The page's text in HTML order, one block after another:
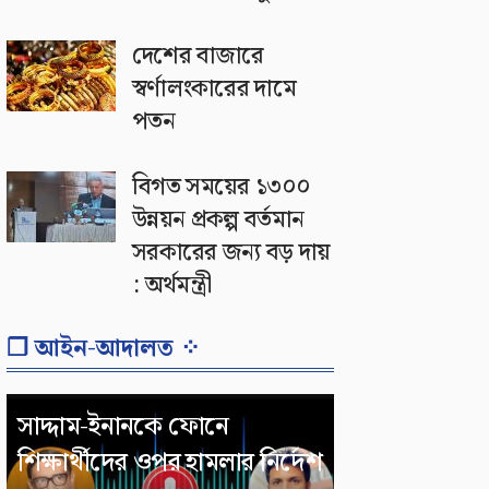
দেশের বাজারে
স্বর্ণালংকারের দামে
পতন
বিগত সময়ের ১৩০০
উন্নয়ন প্রকল্প বর্তমান
সরকারের জন্য বড় দায়
: অর্থমন্ত্রী
❐ আইন-আদালত ⁘
সাদ্দাম-ইনানকে ফোনে
শিক্ষার্থীদের ওপর হামলার নির্দেশ